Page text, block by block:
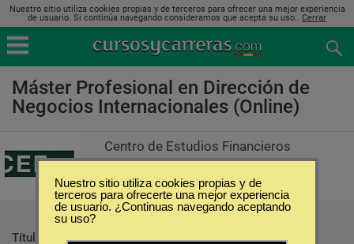
Nuestro sitio utiliza cookies propias y de terceros para ofrecer una mejor experiencia
de usuario. Si continúa navegando consideramos que acepta su uso.. Cerrar
Máster Profesional en Dirección de
Negocios Internacionales (Online)
Centro de Estudios Financieros
Título ofrecido:
Máster Profesional
Nuestro sitio utiliza cookies propias y de
terceros para ofrecerte una mejor experiencia
de usuario. ¿Continuas navegando aceptando
su uso?